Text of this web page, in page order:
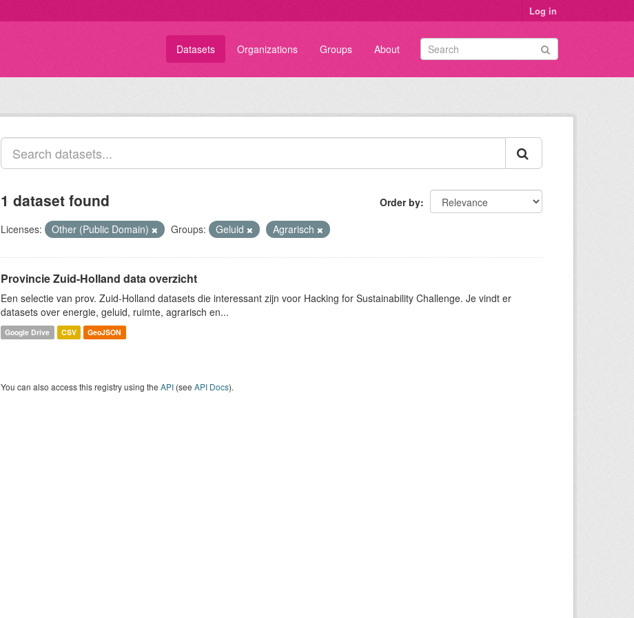
Log in
Datasets Organizations Groups About
Order by
1 dataset found
Licenses: Other (Public Domain) Groups: Geluid Agrarisch
Provincie Zuid-Holland data overzicht
Een selectie van prov. Zuid-Holland datasets die interessant zijn voor Hacking for Sustainability Challenge. Je vindt er
datasets over energie, geluid, ruimte, agrarisch en...
Google Drive CSV GeoJSON
You can also access this registry using the API (see API Docs).